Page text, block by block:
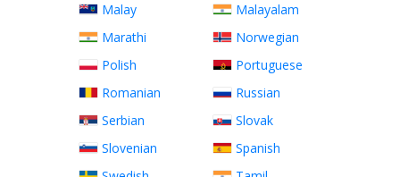
Malay
Malayalam
Marathi
Norwegian
Polish
Portuguese
Romanian
Russian
Serbian
Slovak
Slovenian
Spanish